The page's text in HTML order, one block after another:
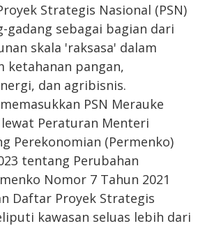
Strategis Nasional (PSN)
gadang sebagai bagian dari
skala 'raksasa' dalam
ketahanan pangan,
dan agribisnis.
PSN Merauke
Peraturan Menteri
Perekonomian (Permenko)
tentang Perubahan
Nomor 7 Tahun 2021
Daftar Proyek Strategis
kawasan seluas lebih dari